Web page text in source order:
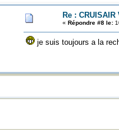
Re : CRUISAIR
« Répondre #8 le:
je suis toujours a la